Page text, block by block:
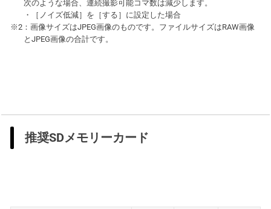
次のような場合、連続撮影可能コマ数は減少します。
・［ノイズ低減］を［する］に設定した場合
※2：画像サイズはJPEG画像のものです。ファイルサイズはRAW画像
とJPEG画像の合計です。
推奨SDメモリーカード